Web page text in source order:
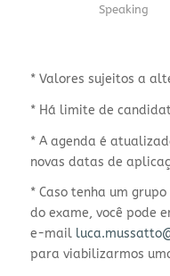
Speaking
* Valores sujeitos a
* Há limite de
* A agenda é
novas datas de
* Caso tenha um
do exame, você pode
e-mail
para viabilizarmos